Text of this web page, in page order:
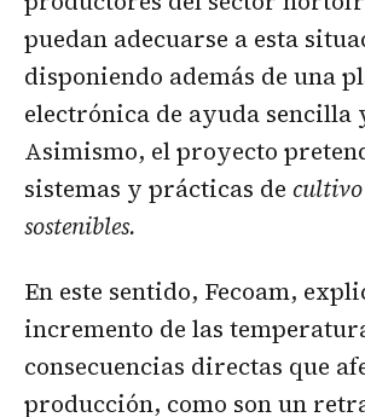
puedan adecuarse a esta
disponiendo además de una
electrónica de ayuda sencilla
Asimismo, el proyecto
sistemas y prácticas de cultivo
sostenibles.
En este sentido, Fecoam,
incremento de las
consecuencias directas que
producción, como son un